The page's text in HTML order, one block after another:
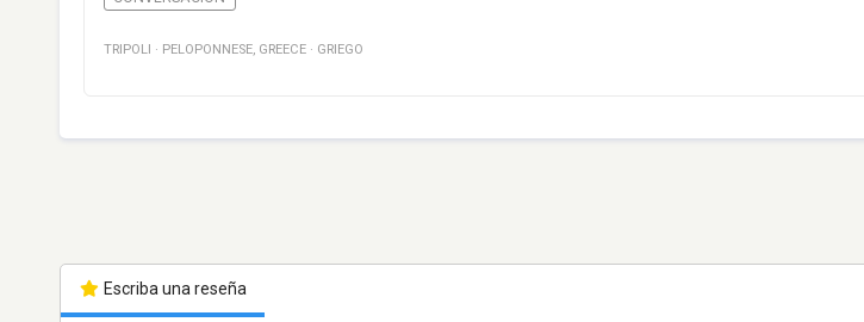
TRIPOLI · PELOPONNESE, GREECE · GRIEGO
Escriba una reseña